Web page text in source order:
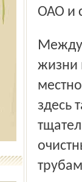
ОАО и
Между тем окружающий пейзаж в целом и сам уклад
жизни
здесь